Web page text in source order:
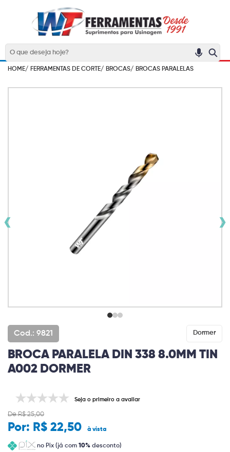
HOME/ FERRAMENTAS DE CORTE/ BROCAS/ BROCAS PARALELAS
‹ ›
Cod.: 9821 Dormer
BROCA PARALELA DIN 338 8.0MM TIN
A002 DORMER
Seja o primeiro a avaliar
De R$ 25,00
Por: R$ 22,50 à vista
no Pix (já com 10% desconto)